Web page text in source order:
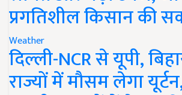
प्रगतिशील किसान की
Weather
दिल्ली-NCR से यूपी,
राज्यों में मौसम लेगा